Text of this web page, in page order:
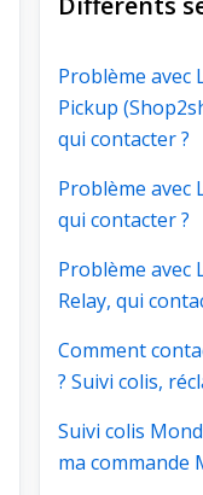
Problème avec
Pickup
qui contacter ?
Problème avec
qui contacter ?
Problème avec
Relay, qui
Comment
? Suivi colis,
Suivi colis
ma commande